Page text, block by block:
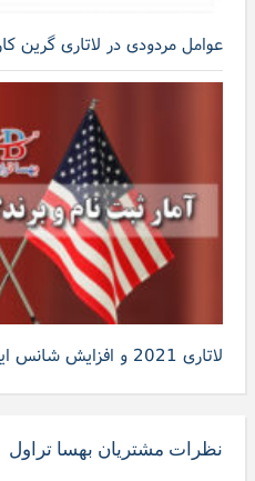
عوامل مردودی در لاتاری گرین
لاتاری 2021 و افزایش شانس ایرانیان برای قبولی
نظرات مشتریان بهسا تراول